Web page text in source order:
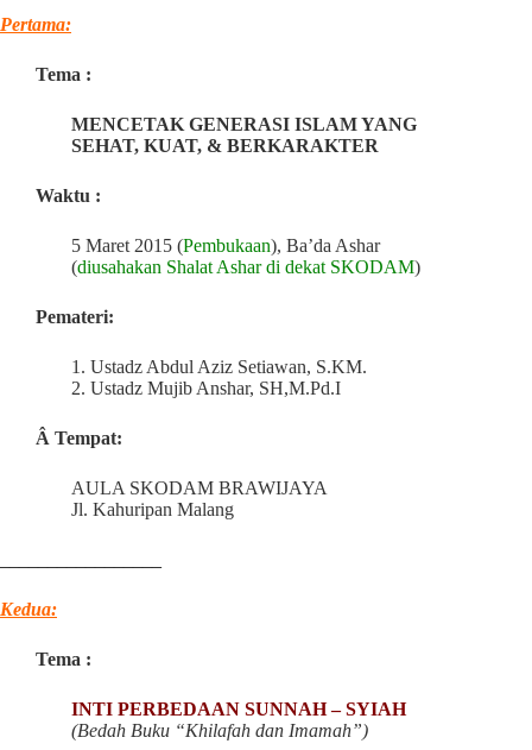
Pertama:
Tema :
MENCETAK GENERASI ISLAM YANG
SEHAT, KUAT, & BERKARAKTER
Waktu :
5 Maret 2015 (Pembukaan), Ba’da Ashar
(diusahakan Shalat Ashar di dekat SKODAM)
Pemateri:
1. Ustadz Abdul Aziz Setiawan, S.KM.
2. Ustadz Mujib Anshar, SH,M.Pd.I
Â Tempat:
AULA SKODAM BRAWIJAYA
Jl. Kahuripan Malang
Kedua:
Tema :
INTI PERBEDAAN SUNNAH – SYIAH
(Bedah Buku “Khilafah dan Imamah”)